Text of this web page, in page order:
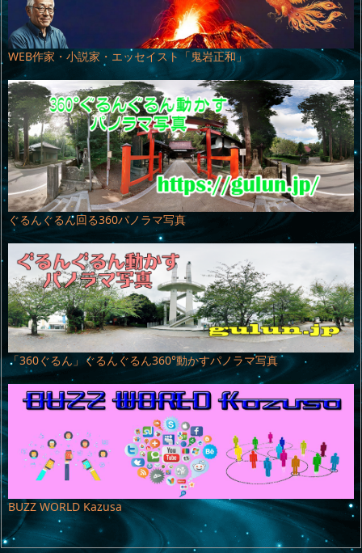
WEB作家・小説家・エッセイスト「鬼岩正和」
ぐるんぐるん回る360パノラマ写真
「360ぐるん」ぐるんぐるん360°動かすパノラマ写真
BUZZ WORLD Kazusa